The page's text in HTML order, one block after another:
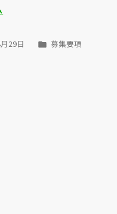
29日
Posted
募集要項